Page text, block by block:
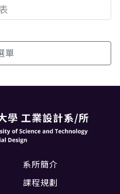
單
系所簡介
課程規劃